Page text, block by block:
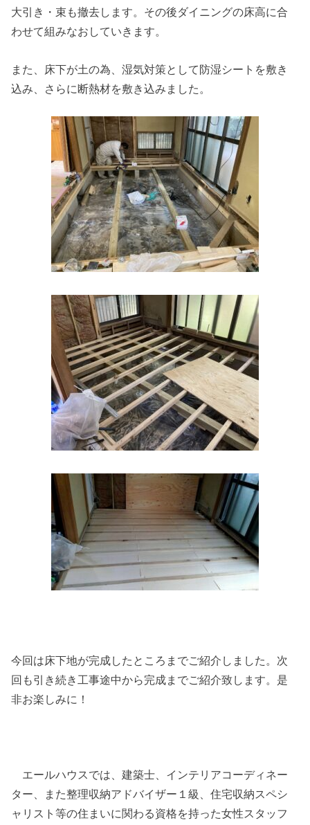
大引き・束も撤去します。その後ダイニングの床高に合
わせて組みなおしていきます。
また、床下が土の為、湿気対策として防湿シートを敷き
込み、さらに断熱材を敷き込みました。
今回は床下地が完成したところまでご紹介しました。次
回も引き続き工事途中から完成までご紹介致します。是
非お楽しみに！
エールハウスでは、建築士、インテリアコーディネー
ター、また整理収納アドバイザー１級、住宅収納スペシ
ャリスト等の住まいに関わる資格を持った女性スタッフ